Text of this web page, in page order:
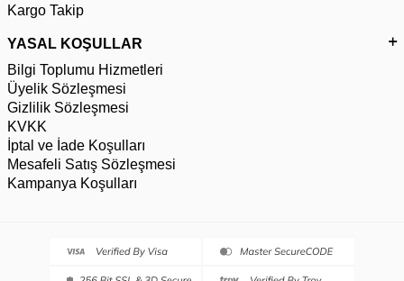
Kargo Takip
YASAL KOŞULLAR
Bilgi Toplumu Hizmetleri
Üyelik Sözleşmesi
Gizlilik Sözleşmesi
KVKK
İptal ve İade Koşulları
Mesafeli Satış Sözleşmesi
Kampanya Koşulları